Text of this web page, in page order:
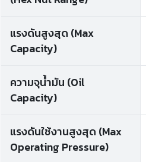
แรงดันสูงสุด (Max
Capacity)
ความจุน้ำมัน (Oil
Capacity)
แรงดันใช้งานสูงสุด (Max
Operating Pressure)